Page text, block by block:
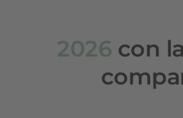
2026 con